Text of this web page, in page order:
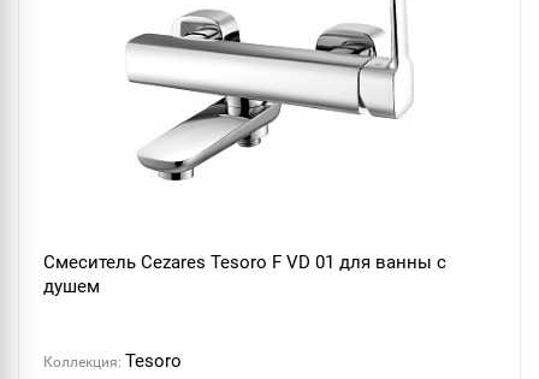
Смеситель Cezares Tesoro F VD 01 для ванны с
душем
Коллекция: Tesoro